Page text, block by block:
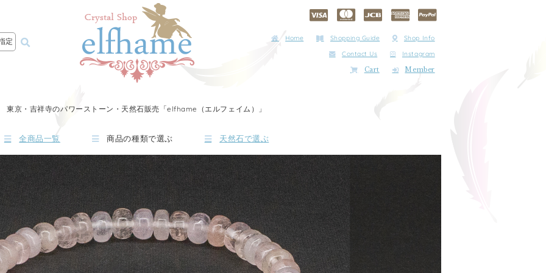
定 Home Shopping Guide
Shop Info
Contact Us
Instagram
Cart
Member
東京・吉祥寺のパワーストーン・天然石販売「elfhame（エルフェイム）」
全商品一覧 商品の種類で選ぶ 天然石で選ぶ